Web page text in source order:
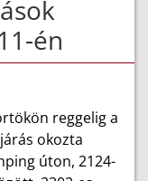
én
reggelig a
okozta
úton, 2124-